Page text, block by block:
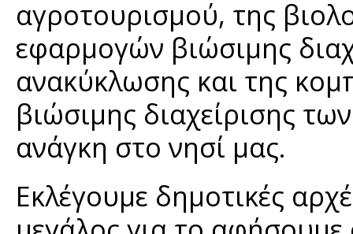
αγροτουρισμού, της
εφαρμογών βιώσιμης
ανακύκλωσης και της
βιώσιμης διαχείρισης
ανάγκη στο νησί μας.
Εκλέγουμε δημοτικές